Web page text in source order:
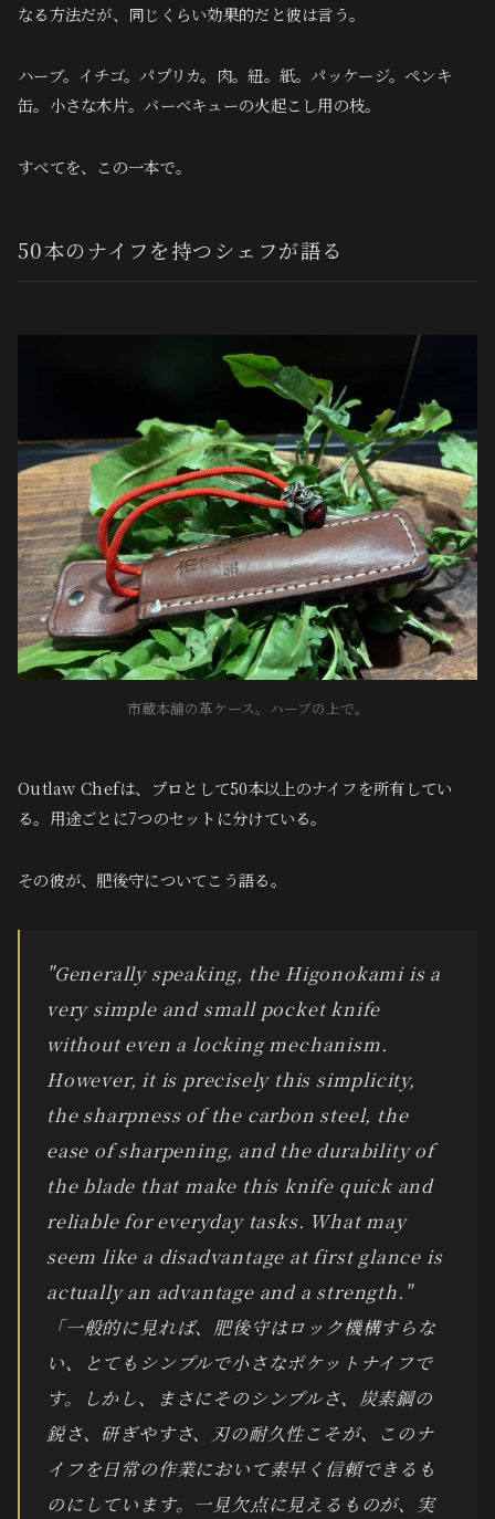
なる方法だが、同じくらい効果的だと彼は言う。
ハーブ。イチゴ。パプリカ。肉。紐。紙。パッケージ。ペンキ
缶。小さな木片。バーベキューの火起こし用の枝。
すべてを、この一本で。
50本のナイフを持つシェフが語る
市蔵本舗の革ケース。ハーブの上で。
Outlaw Chefは、プロとして50本以上のナイフを所有してい
る。用途ごとに7つのセットに分けている。
その彼が、肥後守についてこう語る。
"Generally speaking, the Higonokami is a
very simple and small pocket knife
without even a locking mechanism.
However, it is precisely this simplicity,
the sharpness of the carbon steel, the
ease of sharpening, and the durability of
the blade that make this knife quick and
reliable for everyday tasks. What may
seem like a disadvantage at first glance is
actually an advantage and a strength."
「一般的に見れば、肥後守はロック機構すらな
い、とてもシンプルで小さなポケットナイフで
す。しかし、まさにそのシンプルさ、炭素鋼の
鋭さ、研ぎやすさ、刃の耐久性こそが、このナ
イフを日常の作業において素早く信頼できるも
のにしています。一見欠点に見えるものが、実